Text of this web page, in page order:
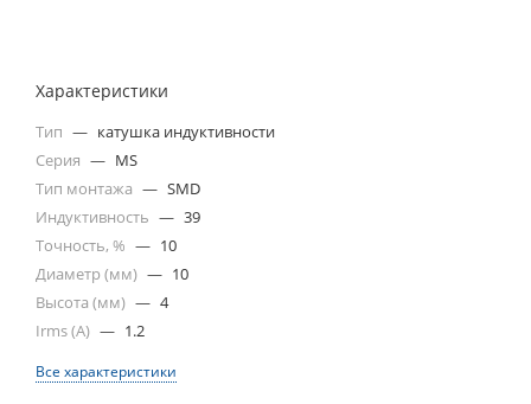
Характеристики
Тип — катушка индуктивности
Серия — MS
Тип монтажа — SMD
Индуктивность — 39
Точность, % — 10
Диаметр (мм) — 10
Высота (мм) — 4
Irms (A) — 1.2
Все характеристики